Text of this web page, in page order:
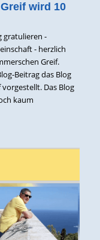
wird 10
gratulieren -
- herzlich
Greif.
Beitrag das Blog
Das Blog
kaum